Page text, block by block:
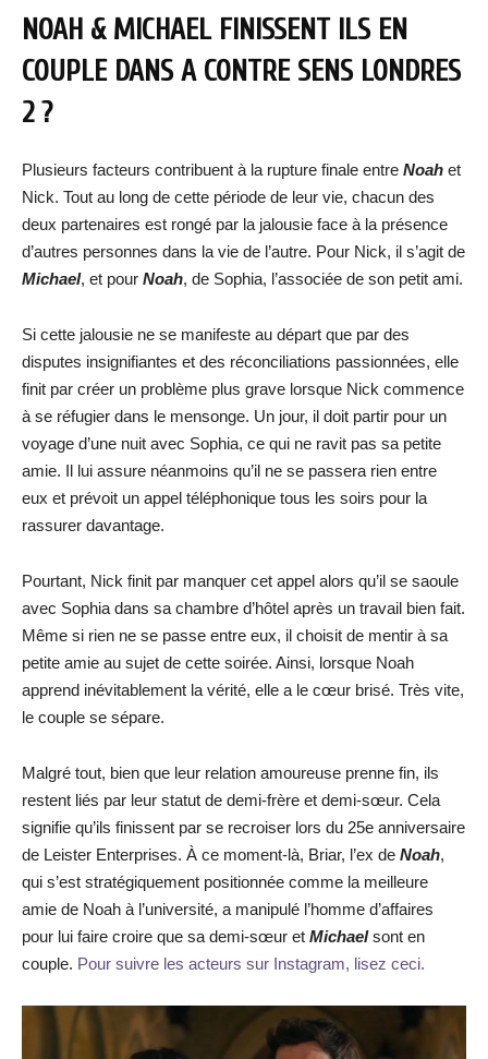
NOAH & MICHAEL FINISSENT ILS EN
COUPLE DANS A CONTRE SENS LONDRES
2 ?
Plusieurs facteurs contribuent à la rupture finale entre Noah et
Nick. Tout au long de cette période de leur vie, chacun des
deux partenaires est rongé par la jalousie face à la présence
d’autres personnes dans la vie de l’autre. Pour Nick, il s’agit de
Michael, et pour Noah, de Sophia, l’associée de son petit ami.
Si cette jalousie ne se manifeste au départ que par des
disputes insignifiantes et des réconciliations passionnées, elle
finit par créer un problème plus grave lorsque Nick commence
à se réfugier dans le mensonge. Un jour, il doit partir pour un
voyage d’une nuit avec Sophia, ce qui ne ravit pas sa petite
amie. Il lui assure néanmoins qu’il ne se passera rien entre
eux et prévoit un appel téléphonique tous les soirs pour la
rassurer davantage.
Pourtant, Nick finit par manquer cet appel alors qu’il se saoule
avec Sophia dans sa chambre d’hôtel après un travail bien fait.
Même si rien ne se passe entre eux, il choisit de mentir à sa
petite amie au sujet de cette soirée. Ainsi, lorsque Noah
apprend inévitablement la vérité, elle a le cœur brisé. Très vite,
le couple se sépare.
Malgré tout, bien que leur relation amoureuse prenne fin, ils
restent liés par leur statut de demi-frère et demi-sœur. Cela
signifie qu’ils finissent par se recroiser lors du 25e anniversaire
de Leister Enterprises. À ce moment-là, Briar, l’ex de Noah,
qui s’est stratégiquement positionnée comme la meilleure
amie de Noah à l’université, a manipulé l’homme d’affaires
pour lui faire croire que sa demi-sœur et Michaelsont en
couple. Pour suivre les acteurs sur Instagram, lisez ceci.